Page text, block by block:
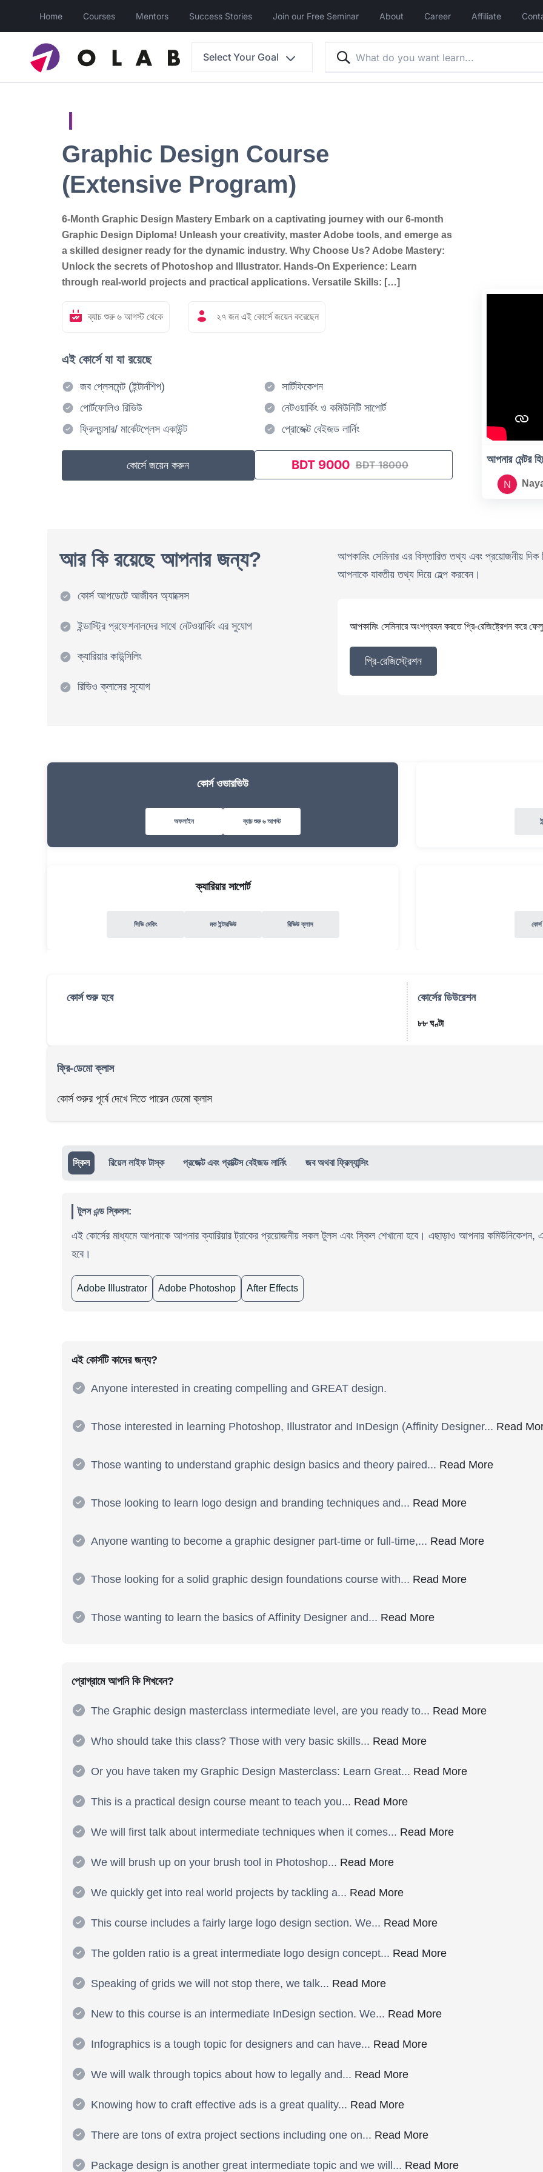
Home Courses Mentors Success Stories Join our Free Seminar About Career Affiliate
Select Your Goal
Graphic Design Course
(Extensive Program)
6-Month Graphic Design Mastery Embark on a captivating journey with our 6-month
Graphic Design Diploma! Unleash your creativity, master Adobe tools, and emerge as
a skilled designer ready for the dynamic industry. Why Choose Us? Adobe Mastery:
Unlock the secrets of Photoshop and Illustrator. Hands-On Experience: Learn
through real-world projects and practical applications. Versatile Skills: […]
ব্যাচ শুরু ৬ আগস্ট থেকে ২৭ জন এই কোর্সে জয়েন করেছেন
এই কোর্সে যা যা রয়েছে
জব প্লেসমেন্ট (ইন্টার্নশিপ)
সার্টিফিকেশন
পোর্টফোলিও রিভিউ
নেটওয়ার্কিং ও কমিউনিটি সাপোর্ট
ফ্রিল্যন্সার/ মার্কেটপ্লেস একাউন্ট
প্রোজেক্ট বেইজড লার্নিং
কোর্সে জয়েন করুন BDT 9000 BDT 18000 আপনার মেন্টর
N
আর কি রয়েছে আপনার জন্য?
কোর্স আপডেটে আজীবন অ্যাক্সেস
ইন্ডাস্ট্রি প্রফেশনালদের সাথে নেটওয়ার্কিং এর সুযোগ
ক্যারিয়ার কাউন্সিলিং
রিভিও ক্লাসের সুযোগ
আপকামিং সেমিনার এর বিস্তারিত তথ্য এবং প্রয়োজনীয়
আপনাকে যাবতীয় তথ্য দিয়ে হেল্প করবেন।
আপকামিং সেমিনারে অংশগ্রহন করতে প্রি-রেজিষ্ট্রেশন করে
প্রি-রেজিস্ট্রেশন
কোর্স ওভারভিউ
অফলাইন ব্যাচ শুরু ৬ আগস্ট
ক্যারিয়ার সাপোর্ট
সিভি মেকিং মক ইন্টারভিউ রিভিউ ক্লাস
কোর্স শুরু হবে কোর্সের ডিউরেশন
৮৮ ঘণ্টা
ফ্রি-ডেমো ক্লাস
কোর্স শুরুর পূর্বে দেখে নিতে পারেন ডেমো ক্লাস
স্কিল রিয়েল লাইফ টাস্ক প্রজেক্ট এবং প্রাক্টিস বেইজড লার্নিং জব অথবা ফ্রিল্যান্সিং
টুলস এন্ড স্কিলস:
এই কোর্সের মাধ্যমে আপনাকে আপনার ক্যারিয়ার ট্রাকের প্রয়োজনীয় সকল টুলস এবং স্কিল শেখানো হবে। এছাড়াও আপনার কমিউনিকেশন,
হবে।
Adobe Illustrator Adobe Photoshop After Effects
এই কোর্সটি কাদের জন্য?
Anyone interested in creating compelling and GREAT design.
Those interested in learning Photoshop, Illustrator and InDesign (Affinity Designer... Read
Those wanting to understand graphic design basics and theory paired... Read More
Those looking to learn logo design and branding techniques and... Read More
Anyone wanting to become a graphic designer part-time or full-time,... Read More
Those looking for a solid graphic design foundations course with... Read More
Those wanting to learn the basics of Affinity Designer and... Read More
প্রোগ্রামে আপনি কি শিখবেন?
The Graphic design masterclass intermediate level, are you ready to... Read More
Who should take this class? Those with very basic skills... Read More
Or you have taken my Graphic Design Masterclass: Learn Great... Read More
This is a practical design course meant to teach you... Read More
We will first talk about intermediate techniques when it comes... Read More
We will brush up on your brush tool in Photoshop... Read More
We quickly get into real world projects by tackling a... Read More
This course includes a fairly large logo design section. We... Read More
The golden ratio is a great intermediate logo design concept... Read More
Speaking of grids we will not stop there, we talk... Read More
New to this course is an intermediate InDesign section. We... Read More
Infographics is a tough topic for designers and can have... Read More
We will walk through topics about how to legally and... Read More
Knowing how to craft effective ads is a great quality... Read More
There are tons of extra project sections including one on... Read More
Package design is another great intermediate topic and we will... Read More